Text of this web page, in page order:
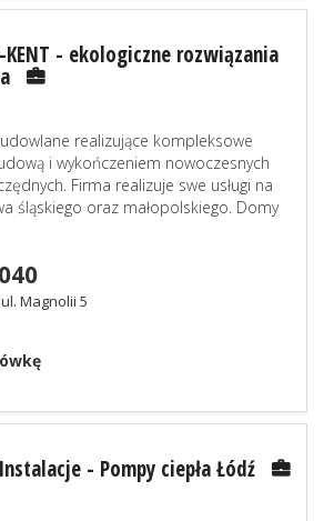
KENT - ekologiczne rozwiązania
realizujące kompleksowe
i wykończeniem nowoczesnych
Firma realizuje swe usługi na
śląskiego oraz małopolskiego. Domy
Magnolii 5
- Pompy ciepła Łódź